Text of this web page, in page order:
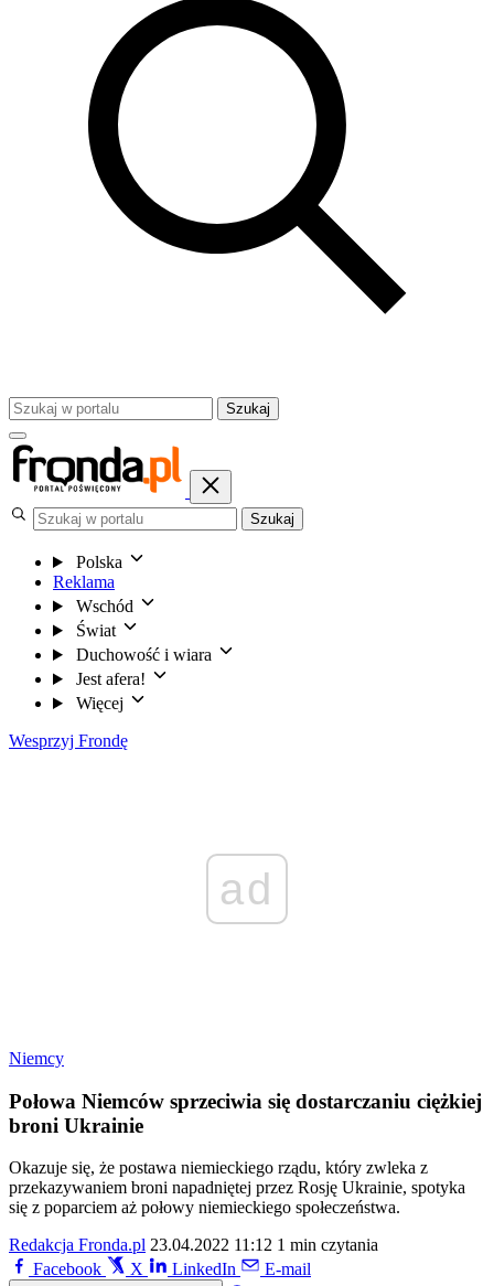
Szukaj
Szukaj
Polska
Reklama
Wschód
Świat
Duchowość i wiara
Jest afera!
Więcej
Wesprzyj Frondę
ad
Niemcy
Połowa Niemców sprzeciwia się dostarczaniu ciężkiej
broni Ukrainie
Okazuje się, że postawa niemieckiego rządu, który zwleka z
przekazywaniem broni napadniętej przez Rosję Ukrainie, spotyka
się z poparciem aż połowy niemieckiego społeczeństwa.
Redakcja Fronda.pl 23.04.2022 11:12 1 min czytania
Facebook
X LinkedIn E-mail